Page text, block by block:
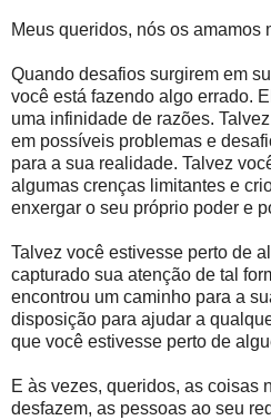
Meus queridos, nós os amamos
Quando desafios surgirem em
você está fazendo algo errado.
uma infinidade de razões.
em possíveis problemas e
para a sua realidade. Talvez
algumas crenças limitantes e
enxergar o seu próprio poder e
Talvez você estivesse perto de
capturado sua atenção de tal
encontrou um caminho para a
disposição para ajudar a
que você estivesse perto de
E às vezes, queridos, as coisas
desfazem, as pessoas ao seu